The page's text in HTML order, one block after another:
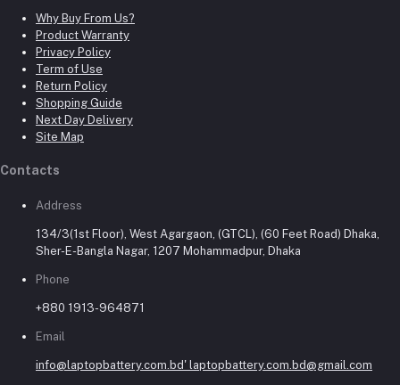
Why Buy From Us?
Product Warranty
Privacy Policy
Term of Use
Return Policy
Shopping Guide
Next Day Delivery
Site Map
Contacts
Address
134/3(1st Floor), West Agargaon, (GTCL), (60 Feet Road) Dhaka,
Sher-E-Bangla Nagar, 1207 Mohammadpur, Dhaka
Phone
+880 1913-964871
Email
info@laptopbattery.com.bd' laptopbattery.com.bd@gmail.com